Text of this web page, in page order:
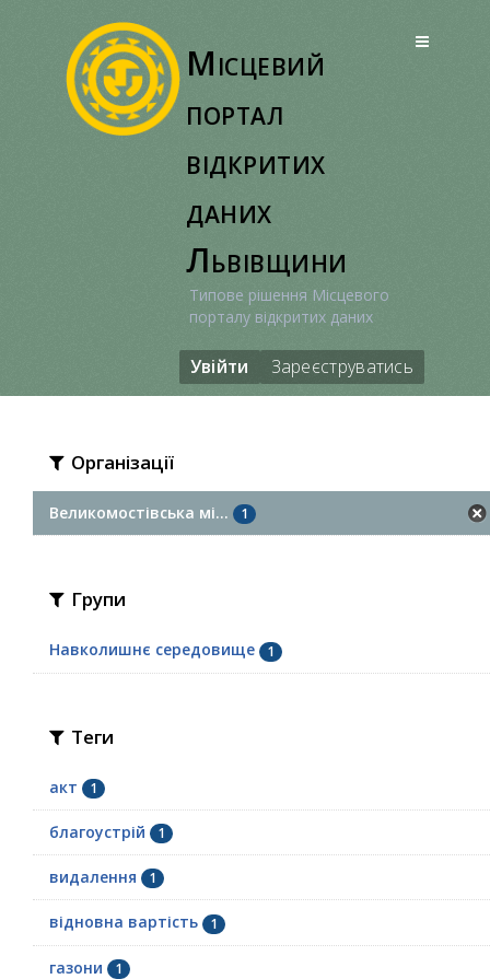
Місцевий
портал
відкритих
даних
Львівщини
Типове рішення Місцевого
порталу відкритих даних
Увійти Зареєструватись
Організації
Великомостівська мі... 1
Групи
Навколишнє середовище 1
Теги
акт 1
благоустрій 1
видалення 1
відновна вартість 1
газони 1